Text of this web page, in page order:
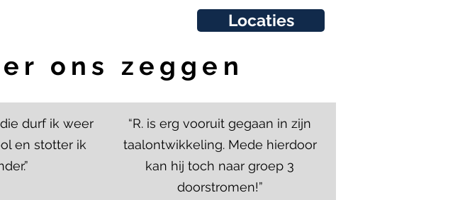
Locaties
ons zeggen
durf ik weer
en stotter ik
“R. is erg vooruit gegaan in zijn
taalontwikkeling. Mede hierdoor
kan hij toch naar groep 3
doorstromen!”